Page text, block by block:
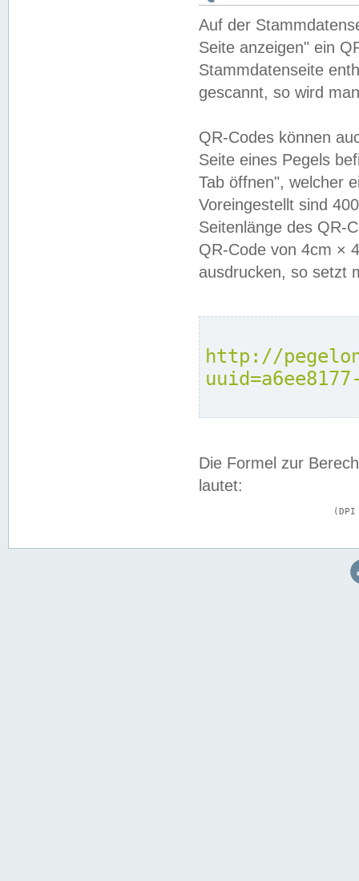
Auf der
Seite anzeigen" ein
Stammdatenseite
gescannt, so wird
QR-Codes können
Seite eines Pegels
Tab öffnen", welcher
Voreingestellt sind
Seitenlänge des QR-
QR-Code von 4cm ×
ausdrucken, so setzt
http://
Die Formel zur
lautet: